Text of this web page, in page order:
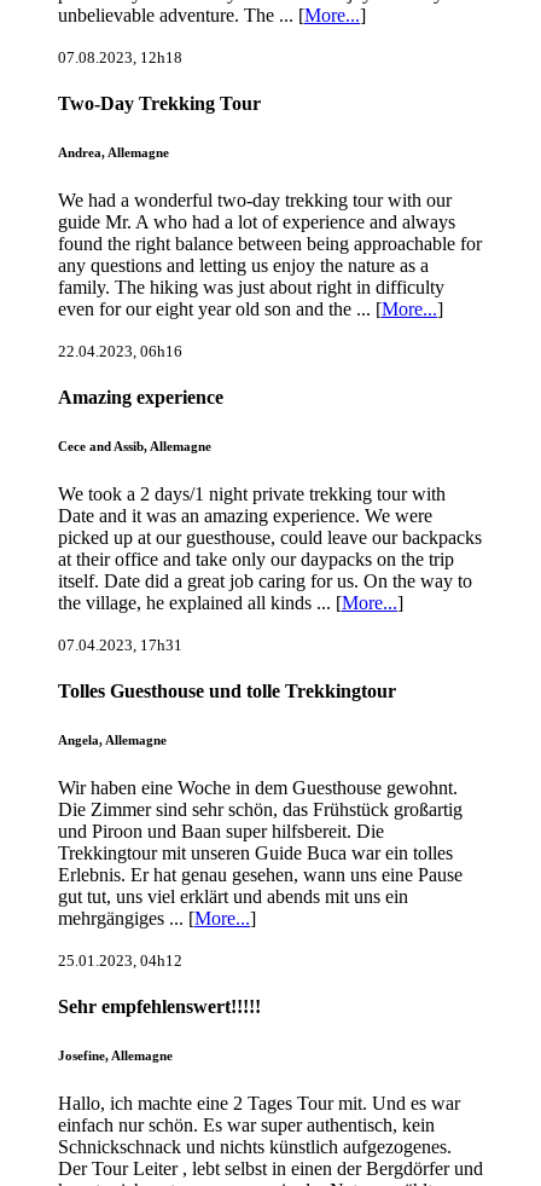
unbelievable adventure. The ... [More...]
07.08.2023, 12h18
Two-Day Trekking Tour
Andrea, Allemagne
We had a wonderful two-day trekking tour with our
guide Mr. A who had a lot of experience and always
found the right balance between being approachable for
any questions and letting us enjoy the nature as a
family. The hiking was just about right in difficulty
even for our eight year old son and the ... [More...]
22.04.2023, 06h16
Amazing experience
Cece and Assib, Allemagne
We took a 2 days/1 night private trekking tour with
Date and it was an amazing experience. We were
picked up at our guesthouse, could leave our backpacks
at their office and take only our daypacks on the trip
itself. Date did a great job caring for us. On the way to
the village, he explained all kinds ... [More...]
07.04.2023, 17h31
Tolles Guesthouse und tolle Trekkingtour
Angela, Allemagne
Wir haben eine Woche in dem Guesthouse gewohnt.
Die Zimmer sind sehr schön, das Frühstück großartig
und Piroon und Baan super hilfsbereit. Die
Trekkingtour mit unseren Guide Buca war ein tolles
Erlebnis. Er hat genau gesehen, wann uns eine Pause
gut tut, uns viel erklärt und abends mit uns ein
mehrgängiges ... [More...]
25.01.2023, 04h12
Sehr empfehlenswert!!!!!
Josefine, Allemagne
Hallo, ich machte eine 2 Tages Tour mit. Und es war
einfach nur schön. Es war super authentisch, kein
Schnickschnack und nichts künstlich aufgezogenes.
Der Tour Leiter , lebt selbst in einen der Bergdörfer und